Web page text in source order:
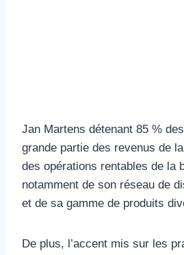
Jan Martens détenant 85 %
grande partie des revenus de
des opérations rentables de la
notamment de son réseau de
et de sa gamme de produits
De plus, l’accent mis sur les